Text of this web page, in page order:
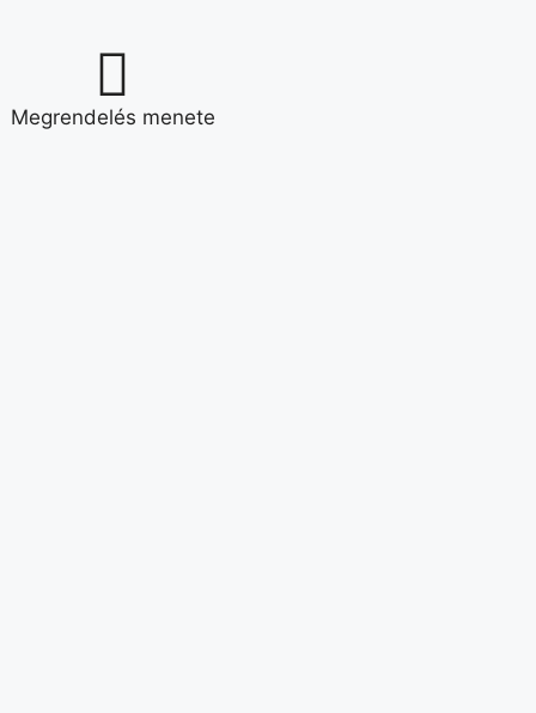
Megrendelés menete